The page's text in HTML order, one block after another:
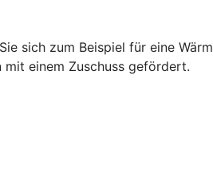
sich zum Beispiel für eine
einem Zuschuss gefördert.